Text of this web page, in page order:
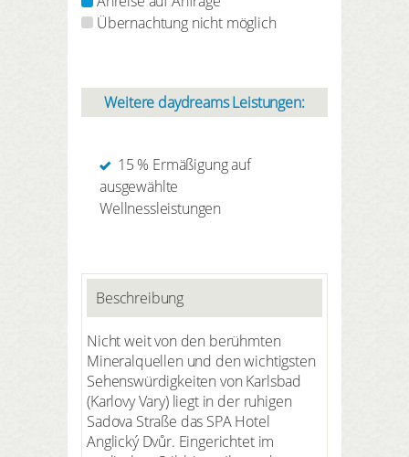
Übernachtung nicht möglich
Weitere daydreams Leistungen:
15 % Ermäßigung auf
ausgewählte
Wellnessleistungen
Beschreibung
Nicht weit von den berühmten
Mineralquellen und den wichtigsten
Sehenswürdigkeiten von Karlsbad
(Karlovy Vary) liegt in der ruhigen
Sadova Straße das SPA Hotel
Anglický Dvůr. Eingerichtet im